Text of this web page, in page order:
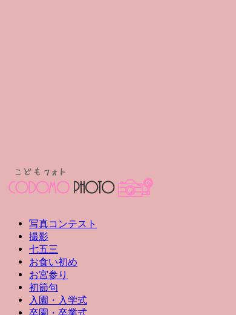
写真コンテスト
撮影
七五三
お食い初め
お宮参り
初節句
入園・入学式
卒園・卒業式